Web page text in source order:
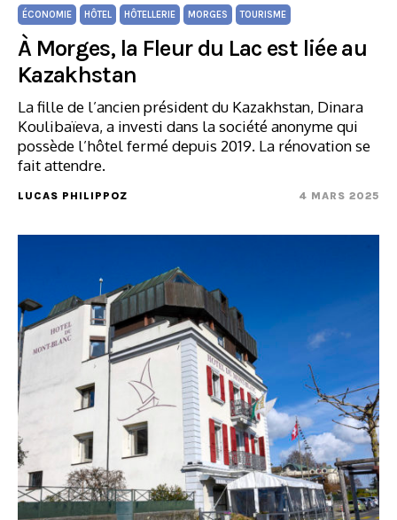
ÉCONOMIE HÔTEL HÔTELLERIE MORGES TOURISME
À Morges, la Fleur du Lac est liée au
Kazakhstan
La fille de l’ancien président du Kazakhstan, Dinara
Koulibaïeva, a investi dans la société anonyme qui
possède l’hôtel fermé depuis 2019. La rénovation se
fait attendre.
LUCAS PHILIPPOZ 4 MARS 2025